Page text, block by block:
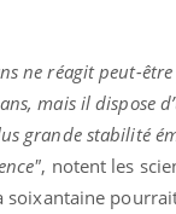
ne réagit peut-être
mais il dispose
grande stabilité
, notent les
soixantaine